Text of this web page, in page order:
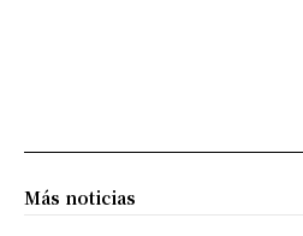
Más noticias